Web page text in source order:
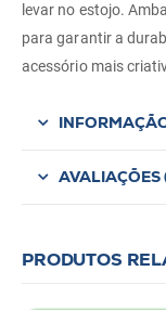
levar no estojo.
para garantir a
acessório mais
AVALIAÇÕES
PRODUTOS